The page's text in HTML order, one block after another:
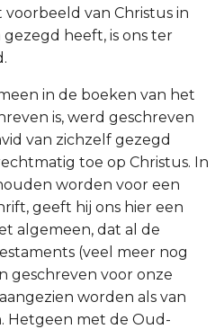
van Christus in
heeft, is ons ter
in de boeken van het
is, werd geschreven
van zichzelf gezegd
toe op Christus. In
worden voor een
geeft hij ons hier een
algemeen, dat al de
(veel meer nog
geschreven voor onze
worden als van
Hetgeen met de Oud-